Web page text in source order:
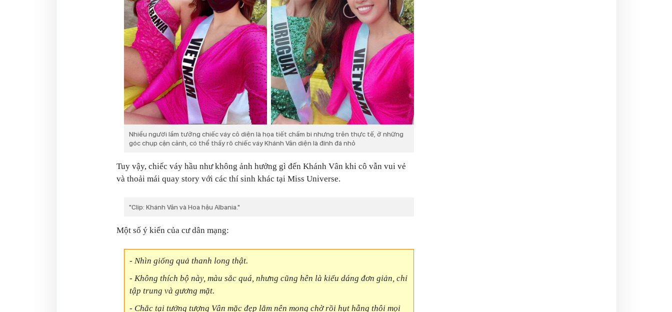
Nhiều người lầm tưởng chiếc váy cô diện là họa tiết chấm bi nhưng trên thực tế, ở những
góc chụp cận cảnh, có thể thấy rõ chiếc váy Khánh Vân diện là đính đá nhỏ
Tuy vậy, chiếc váy hầu như không ảnh hưởng gì đến Khánh Vân khi cô vẫn vui vẻ
và thoải mái quay story với các thí sinh khác tại Miss Universe.
"Clip: Khánh Vân và Hoa hậu Albania."
Một số ý kiến của cư dân mạng:
- Nhìn giống quả thanh long thật.
- Không thích bộ này, màu sắc quá, nhưng cũng hên là kiểu dáng đơn giản, chỉ
tập trung và gương mặt.
- Chắc tại tưởng tượng Vân mặc đẹp lắm nên mong chờ rồi hụt hẫng thôi mọi